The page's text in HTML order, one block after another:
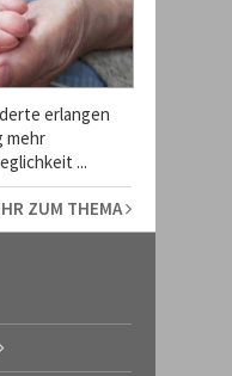
erlangen
mehr
...
ZUM THEMA